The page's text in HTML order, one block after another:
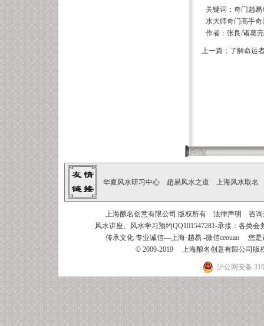
关键词：奇门趙
水大师奇门高手奇
作者：张良/诸葛
上一篇： 了解命运
华夏风水研习中心 趙易风水之道 上海风水取名
上海酿名创意有限公司 版权所有 法律声明
咨询
风水讲座、风水学习预约QQ101547281-承接： 各类会
传承文化 专业诚信—上海·趙易 -微信ceouao 您是
© 2009-2019 上海酿名创意有限公司
沪公网安备